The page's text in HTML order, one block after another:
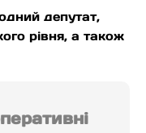
депутат,
рівня, а також